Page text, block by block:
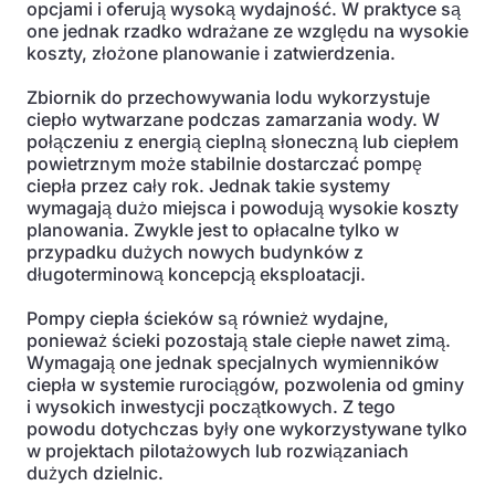
opcjami i oferują wysoką wydajność. W praktyce są
one jednak rzadko wdrażane ze względu na wysokie
koszty, złożone planowanie i zatwierdzenia.
Zbiornik do przechowywania lodu wykorzystuje
ciepło wytwarzane podczas zamarzania wody. W
połączeniu z energią cieplną słoneczną lub ciepłem
powietrznym może stabilnie dostarczać pompę
ciepła przez cały rok. Jednak takie systemy
wymagają dużo miejsca i powodują wysokie koszty
planowania. Zwykle jest to opłacalne tylko w
przypadku dużych nowych budynków z
długoterminową koncepcją eksploatacji.
Pompy ciepła ścieków są również wydajne,
ponieważ ścieki pozostają stale ciepłe nawet zimą.
Wymagają one jednak specjalnych wymienników
ciepła w systemie rurociągów, pozwolenia od gminy
i wysokich inwestycji początkowych. Z tego
powodu dotychczas były one wykorzystywane tylko
w projektach pilotażowych lub rozwiązaniach
dużych dzielnic.